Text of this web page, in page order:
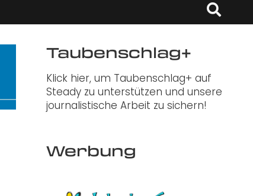
Taubenschlag+
Klick hier, um Taubenschlag+ auf
Steady zu unterstützen und unsere
journalistische Arbeit zu sichern!
Werbung